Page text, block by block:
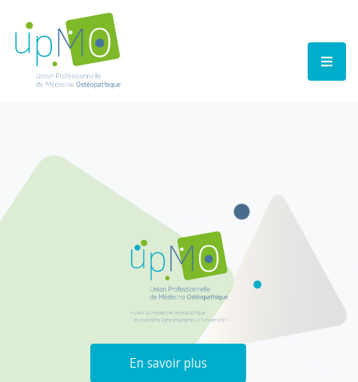
En savoir plus